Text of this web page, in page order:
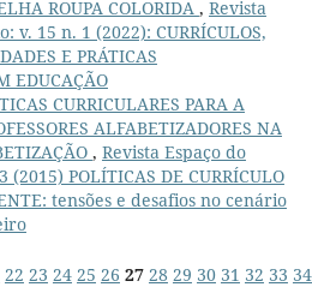
ROUPA COLORIDA , Revista
v. 15 n. 1 (2022): CURRÍCULOS,
E PRÁTICAS
EDUCAÇÃO
CURRICULARES PARA A
ALFABETIZADORES NA
, Revista Espaço do
POLÍTICAS DE CURRÍCULO
tensões e desafios no cenário
22 23 24 25 26 27 28 29 30 31 32 33 34